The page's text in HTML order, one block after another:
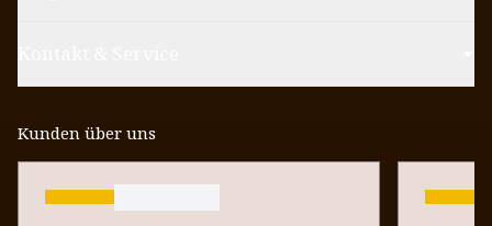
Kunden über uns